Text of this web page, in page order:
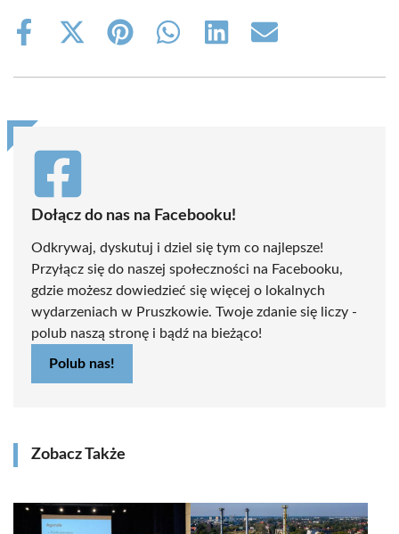
Share
Share
(Twitter)
Share
Share
Share
Share
Dołącz do nas na Facebooku!
Odkrywaj, dyskutuj i dziel się tym co najlepsze!
Przyłącz się do naszej społeczności na Facebooku,
gdzie możesz dowiedzieć się więcej o lokalnych
wydarzeniach w Pruszkowie. Twoje zdanie się liczy -
polub naszą stronę i bądź na bieżąco!
Polub nas!
Zobacz Także